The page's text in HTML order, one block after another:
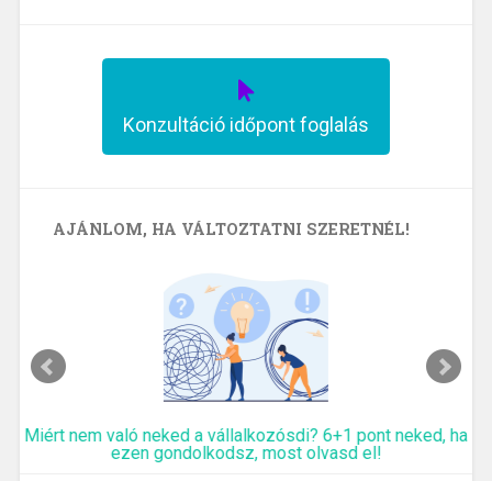
Konzultáció időpont foglalás
AJÁNLOM, HA VÁLTOZTATNI SZERETNÉL!
Miért nem való neked a vállalkozósdi? 6+1 pont neked, ha
ezen gondolkodsz, most olvasd el!